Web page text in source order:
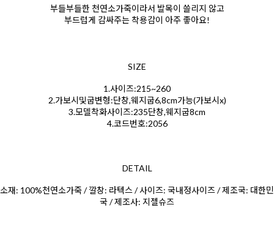
부들부들한 천연소가죽이라서 발목이 쓸리지 않고
부드럽게 감싸주는 착용감이 아주 좋아요!
SIZE
1.사이즈:215~260
2.가보시및굽변형:단창,웨지굽6,8cm가능(가보시x)
3.모델착화사이즈:235단창,웨지굽8cm
4.코드번호:2056
DETAIL
소재: 100%천연소가죽 / 깔창: 라텍스 / 사이즈: 국내정사이즈 / 제조국: 대한민
국 / 제조사: 지젤슈즈